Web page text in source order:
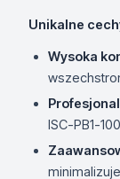
Unikalne
Wysoka
ISC-PB1-